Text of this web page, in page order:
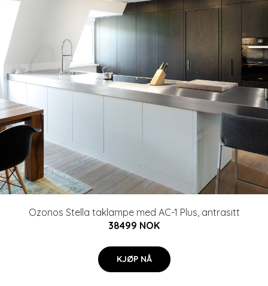
Ozonos Stella taklampe med AC-1 Plus, antrasitt
38499 NOK
KJØP NÅ